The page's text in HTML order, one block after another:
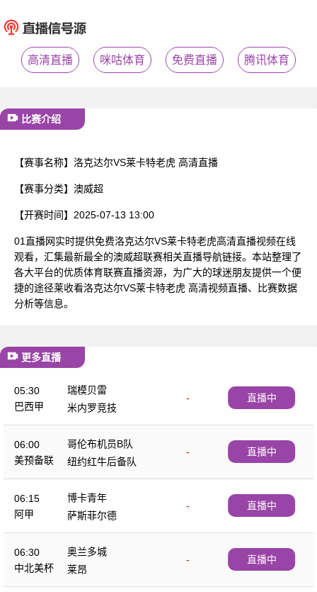
高清直播 咪咕体育 免费直播 腾讯体育
比赛介绍
【赛事名称】 洛克达尔VS莱卡特老虎 高清直播
【赛事分类】 澳威超
【开赛时间】 2025-07-13 13:00
01直播网实时提供免费洛克达尔VS莱卡特老虎高清直播视频在线
观看，汇集最新最全的澳威超联赛相关直播导航链接。本站整理了
各大平台的优质体育联赛直播资源，为广大的球迷朋友提供一个便
捷的途径莱收看洛克达尔VS莱卡特老虎 高清视频直播、比赛数据
分析等信息。
更多直播
05:30
巴西甲
瑞模贝雷
-
米内罗竞技
直播中
06:00
美预备联
哥伦布机员B队
-
纽约红牛后备队
直播中
06:15
阿甲
博卡青年
-
萨斯菲尔德
直播中
06:30
中北美杯
奥兰多城
-
莱昂
直播中